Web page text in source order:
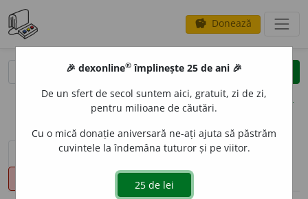
savings Donează
clear
opțiuni
sinteza definițiilor (1) definiții (14)
declinări
🎉 dexonline® împlinește 25 de ani 🎉
De un sfert de secol suntem aici, gratuit, zi de zi,
pentru milioane de căutări.
Cu o mică donație aniversară ne-ați ajuta să păstrăm
cuvintele la îndemâna tuturor și pe viitor.